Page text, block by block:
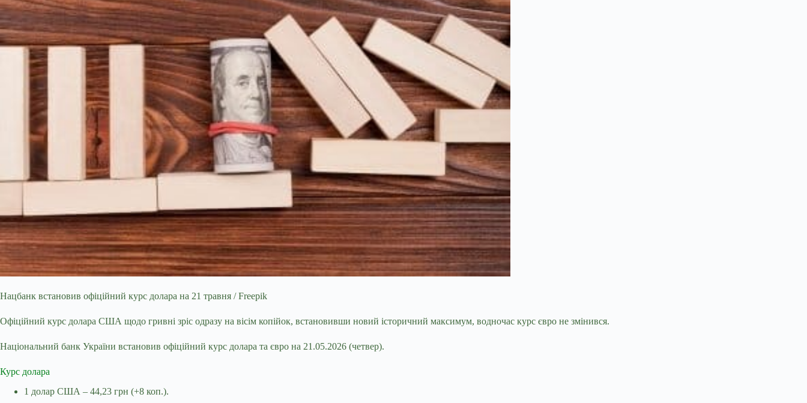
Нацбанк встановив офіційний курс долара на 21 травня / Freepik
Офіційний курс долара США щодо гривні зріс одразу на вісім копійок, встановивши новий історичний максимум, водночас курс євро не змінився.
Національний банк України встановив офіційний курс долара та євро на 21.05.2026 (четвер).
Курс долара
1 долар США – 44,23 грн (+8 коп.).